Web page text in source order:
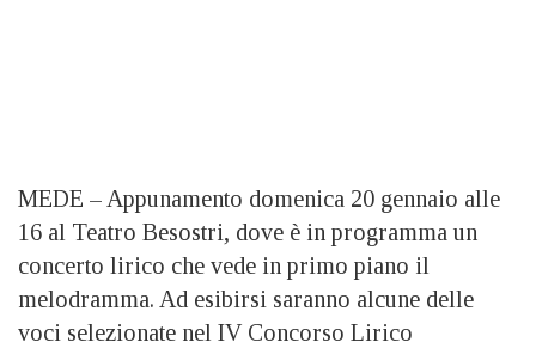
MEDE – Appunamento domenica 20 gennaio alle
16 al Teatro Besostri, dove è in programma un
concerto lirico che vede in primo piano il
melodramma. Ad esibirsi saranno alcune delle
voci selezionate nel IV Concorso Lirico